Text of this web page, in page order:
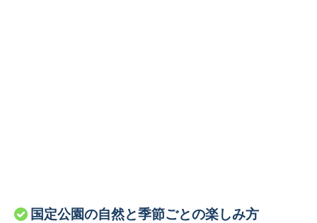
国定公園の自然と季節ごとの楽しみ方